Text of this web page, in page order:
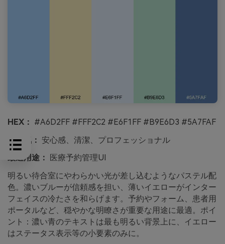
HEX： #A6D2FF #FFF2C2 #E6F1FF #B9E6D3 #5A7FAF
雰囲気： 安心感、清潔、プロフェッショナル
最適用途：
医療予約管理UI
明るい待合室にやわらかい光が差し込むようなパステル配
色。濃いブルーが信頼感を担い、薄いイエローがインター
フェイスの冷たさを和らげます。予約やフォーム、患者用
ポータルなど、穏やかな明瞭さが重要な用途に最適。ポイ
ント：濃い青のテキストは最も明るい背景上に、イエロー
はステータス表示等の小要素のみに。